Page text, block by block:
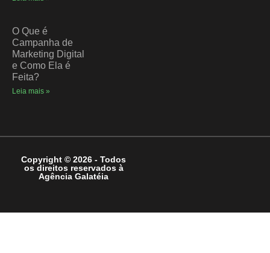
O Que é
Campanha de
Marketing Digital
e Como Ela é
Feita?
Leia mais »
Copyright © 2026 - Todos
os direitos reservados à
Agência Galatéia